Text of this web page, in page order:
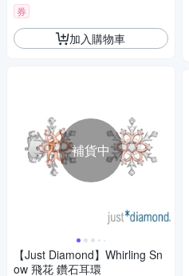
券
加入購物車
補貨中
【Just Diamond】Whirling Sn
ow 飛花 鑽石耳環